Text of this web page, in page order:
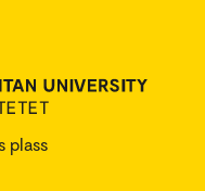
plass